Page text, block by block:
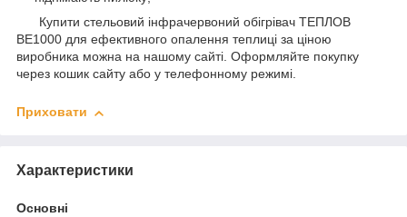
Купити стельовий інфрачервоний обігрівач ТЕПЛОВ
ВЕ1000 для ефективного опалення теплиці за ціною
виробника можна на нашому сайті. Оформляйте покупку
через кошик сайту або у телефонному режимі.
Приховати
Характеристики
Основні